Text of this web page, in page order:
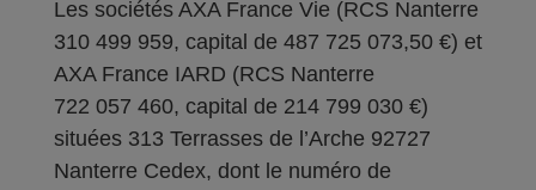
Les sociétés AXA France Vie (RCS Nanterre
310 499 959, capital de 487 725 073,50 €) et
AXA France IARD (RCS Nanterre
722 057 460, capital de 214 799 030 €)
situées 313 Terrasses de l’Arche 92727
Nanterre Cedex, dont le numéro de